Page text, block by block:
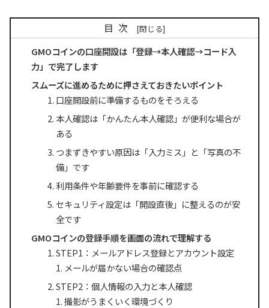
目次
GMOコインの口座開設は「登録→本人確認→コード入
力」で完了します
スムーズに進めるために押さえておきたいポイント
口座開設前に準備するものをそろえる
本人確認は「かんたん本人確認」が便利な場合が
ある
つまずきやすい原因は「入力ミス」と「写真の不
備」です
利用条件や年齢要件を事前に確認する
セキュリティ設定は「開設直後」に整えるのが安
全です
GMOコインの登録手順を画面の流れで理解する
STEP1：メールアドレス登録とアカウント設定
メールが届かない場合の確認点
STEP2：個人情報の入力と本人確認
撮影がうまくいく環境づくり